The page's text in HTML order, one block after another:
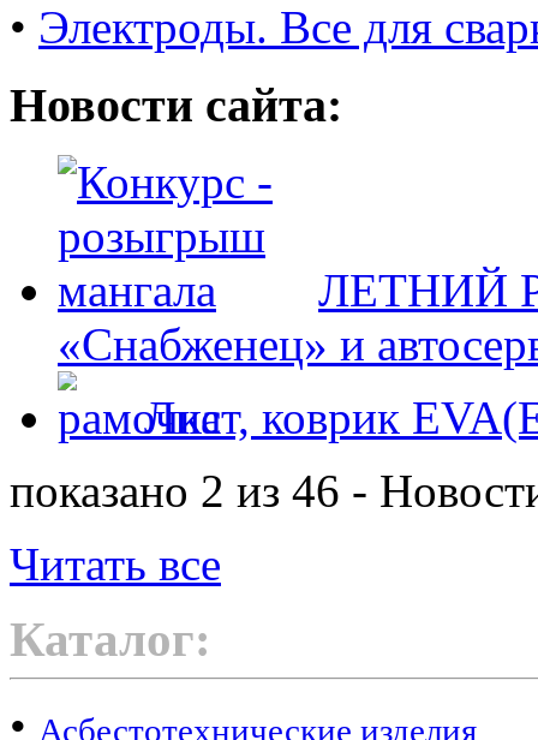
• Электроды. Все для
Новости сайта:
ЛЕТНИЙ
«Снабженец» и
Лист, коврик
показано 2 из 46 -
Читать все
Каталог:
• Асбестотехнические изделия